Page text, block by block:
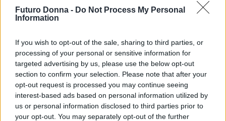
Futuro Donna - Do Not Process My Personal
Information
If you wish to opt-out of the sale, sharing to third parties, or
processing of your personal or sensitive information for
targeted advertising by us, please use the below opt-out
section to confirm your selection. Please note that after your
opt-out request is processed you may continue seeing
interest-based ads based on personal information utilized by
us or personal information disclosed to third parties prior to
your opt-out. You may separately opt-out of the further
Matteo Pellegrino
Matteo Pellegrino ha organizzato una sfilata
promuovere giovani designer; è editorialista
moda che cura rubriche su artigianato e
tendenze locali. Nato a Napoli, conserva
bozze di pattern e appunti presi nelle sartorie
di via Toledo.